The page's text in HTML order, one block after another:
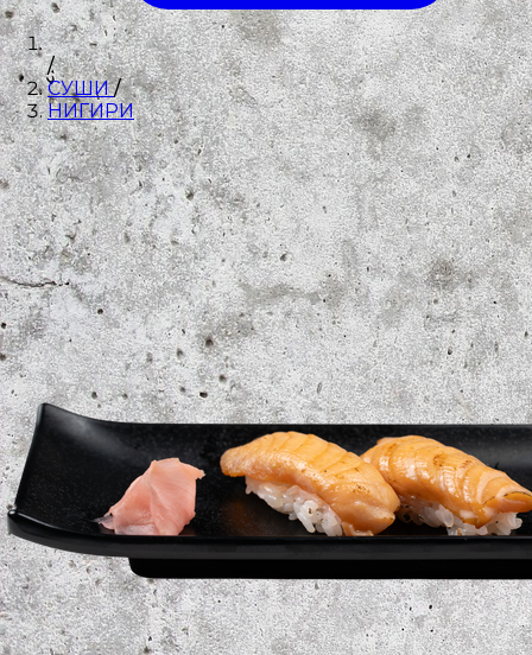
/
СУШИ/
НИГИРИ